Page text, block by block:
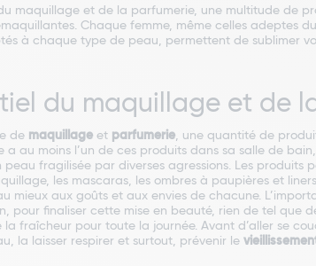
maquillage et de la parfumerie, une multitude de
Chaque femme, même celles adeptes
à chaque type de peau, permettent de sublimer
du maquillage et de
de maquillage et parfumerie , une quantité de
a au moins l’un de ces produits dans sa salle de
fragilisée par diverses agressions. Les
les mascaras, les ombres à paupières et
mieux aux goûts et aux envies de chacune.
pour finaliser cette mise en beauté, rien de tel que
fraîcheur pour toute la journée. Avant d’aller se
la laisser respirer et surtout, prévenir le